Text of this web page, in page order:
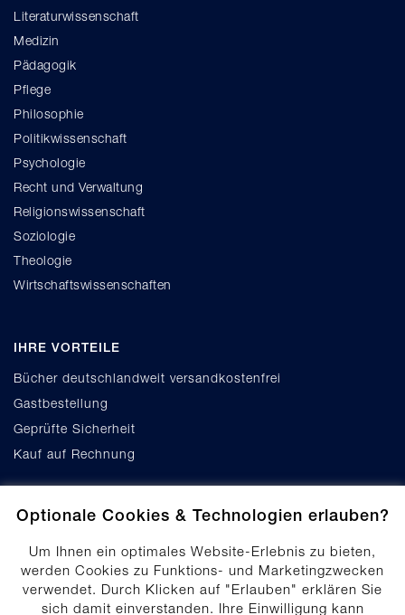
Optionale Cookies & Technologien erlauben?
Um Ihnen ein optimales Website-Erlebnis zu bieten,
werden Cookies zu Funktions- und Marketingzwecken
verwendet. Durch Klicken auf "Erlauben" erklären Sie
sich damit einverstanden. Ihre Einwilligung kann
Literaturwissenschaft
Medizin
Pädagogik
Pflege
Philosophie
Politikwissenschaft
Psychologie
Recht und Verwaltung
Religionswissenschaft
Soziologie
Theologie
Wirtschaftswissenschaften
IHRE VORTEILE
Bücher deutschlandweit versandkostenfrei
Gastbestellung
Geprüfte Sicherheit
Kauf auf Rechnung
Cookie-Einstellungen